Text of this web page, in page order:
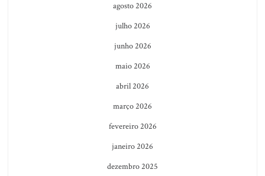
agosto 2026
julho 2026
junho 2026
maio 2026
abril 2026
março 2026
fevereiro 2026
janeiro 2026
dezembro 2025